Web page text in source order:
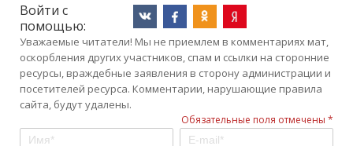
Войти с
помощью:
Уважаемые читатели! Мы не приемлем в комментариях мат,
оскорбления других участников, спам и ссылки на сторонние
ресурсы, враждебные заявления в сторону администрации и
посетителей ресурса. Комментарии, нарушающие правила
сайта, будут удалены.
Обязательные поля отмечены *